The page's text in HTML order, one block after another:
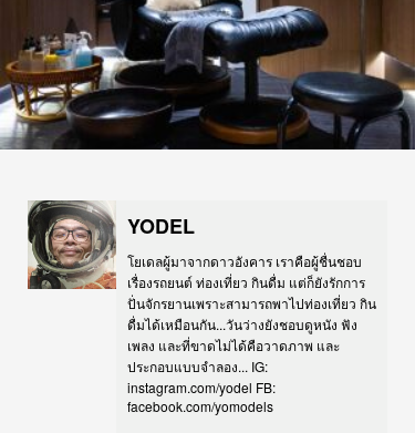
YODEL
โยเดลผู้มาจากดาวอังคาร เราคือผู้ชื่นชอบ
เรื่องรถยนต์ ท่องเที่ยว กินดื่ม แต่ก็ยังรักการ
ปั่นจักรยานเพราะสามารถพาไปท่องเที่ยว กิน
ดื่มได้เหมือนกัน...วันว่างยังชอบดูหนัง ฟัง
เพลง และที่ขาดไม่ได้คือวาดภาพ และ
ประกอบแบบจำลอง... IG:
instagram.com/yodel FB:
facebook.com/yomodels